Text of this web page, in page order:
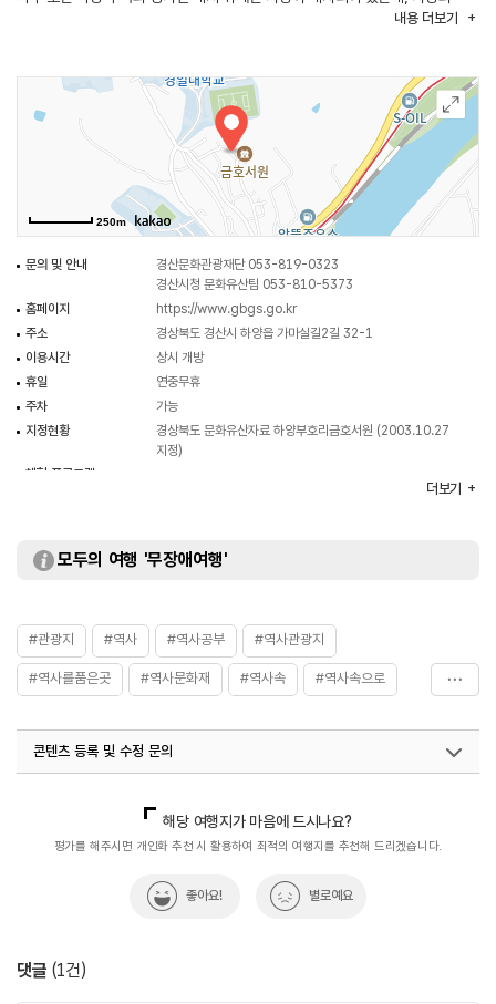
주위에는 방형의 토석담을 둘러 별도의 공간을 이루게 하였으며 담의 정면에는
내용 더보기
250m
문의 및 안내
경산문화관광재단 053-819-0323
경산시청 문화유산팀 053-810-5373
홈페이지
https://www.gbgs.go.kr
주소
경상북도 경산시 하양읍 가마실길2길 32-1
이용시간
상시 개방
휴일
연중무휴
주차
가능
지정현황
경상북도 문화유산자료 하양부호리금호서원 (2003.10.27
지정)
체험 프로그램
더보기
모두의 여행 '무장애여행'
#관광지 #역사 #역사공부 #역사관광지
#역사를품은곳 #역사문화재 #역사속 #역사속으로
#역사탐방 #역사탐험
콘텐츠 등록 및 수정 문의
해당 여행지가 마음에 드시나요?
평가를 해주시면 개인화 추천 시 활용하여 최적의 여행지를 추천해 드리겠습니다.
좋아요! 별로예요
댓글 (1건)